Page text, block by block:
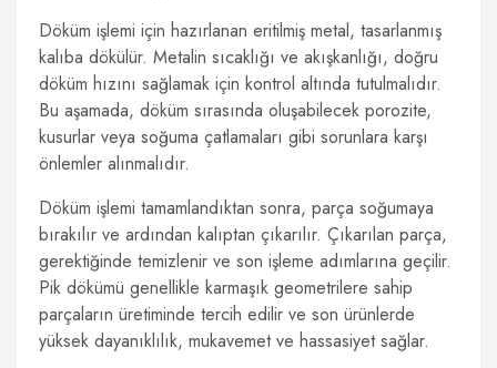
Döküm işlemi için hazırlanan eritilmiş metal, tasarlanmış
kalıba dökülür. Metalin sıcaklığı ve akışkanlığı, doğru
döküm hızını sağlamak için kontrol altında tutulmalıdır.
Bu aşamada, döküm sırasında oluşabilecek porozite,
kusurlar veya soğuma çatlamaları gibi sorunlara karşı
önlemler alınmalıdır.
Döküm işlemi tamamlandıktan sonra, parça soğumaya
bırakılır ve ardından kalıptan çıkarılır. Çıkarılan parça,
gerektiğinde temizlenir ve son işleme adımlarına geçilir.
Pik dökümü genellikle karmaşık geometrilere sahip
parçaların üretiminde tercih edilir ve son ürünlerde
yüksek dayanıklılık, mukavemet ve hassasiyet sağlar.